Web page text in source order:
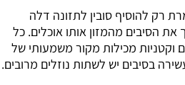
רק להוסיף סובין לתזונה דלה
את הסיבים מהמזון אותו אוכלים. כל
וקטניות מכילות מקור משמעותי של
בסיבים יש לשתות נוזלים מרובים.